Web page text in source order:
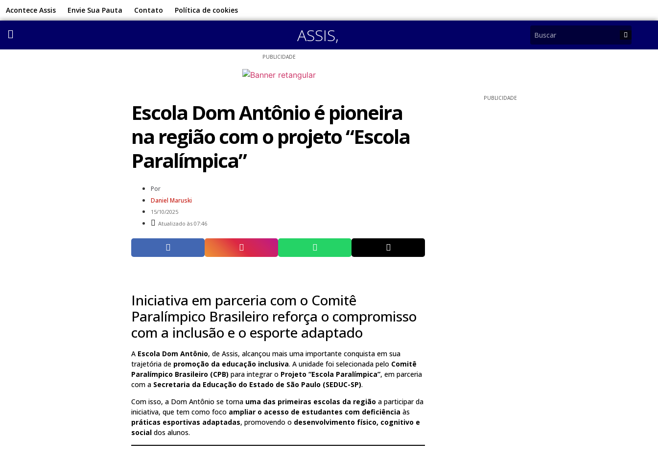
Acontece Assis Envie Sua Pauta Contato Política de cookies
ASSIS,
PUBLICIDADE
Escola Dom Antônio é pioneira
na região com o projeto “Escola
Paralímpica”
Por
Daniel Maruski
15/10/2025
Atualizado às 07:46
Iniciativa em parceria com o Comitê
Paralímpico Brasileiro reforça o compromisso
com a inclusão e o esporte adaptado
A Escola Dom Antônio, de Assis, alcançou mais uma importante conquista em sua
trajetória de promoção da educação inclusiva. A unidade foi selecionada pelo Comitê
Paralímpico Brasileiro (CPB) para integrar o Projeto “Escola Paralímpica”, em parceria
com a Secretaria da Educação do Estado de São Paulo (SEDUC-SP).
Com isso, a Dom Antônio se torna uma das primeiras escolas da região a participar da
iniciativa, que tem como foco ampliar o acesso de estudantes com deficiência às
práticas esportivas adaptadas, promovendo o desenvolvimento físico, cognitivo e
social dos alunos.
PUBLICIDADE